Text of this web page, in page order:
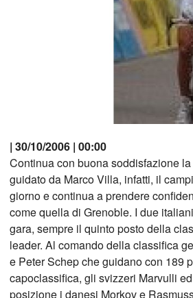
| 30/10/2006 | 00:00
Continua con buona soddisfazione
guidato da Marco Villa, infatti, il
giorno e continua a prendere
come quella di Grenoble. I due
gara, sempre il quinto posto della
leader. Al comando della classifica
e Peter Schep che guidano con 189
capoclassifica, gli svizzeri Marvulli
posizione i danesi Morkov e